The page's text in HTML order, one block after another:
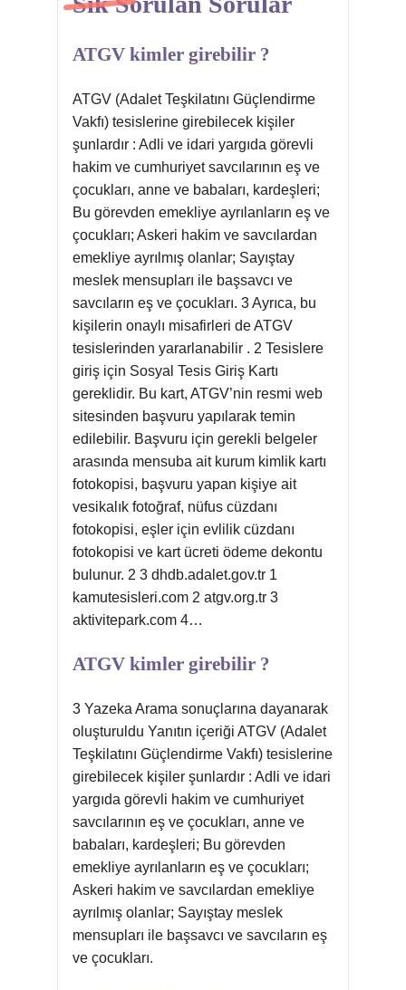
ATGV kimler girebilir ?
ATGV (Adalet Teşkilatını Güçlendirme
Vakfı) tesislerine girebilecek kişiler
şunlardır : Adli ve idari yargıda görevli
hakim ve cumhuriyet savcılarının eş ve
çocukları, anne ve babaları, kardeşleri;
Bu görevden emekliye ayrılanların eş ve
çocukları; Askeri hakim ve savcılardan
emekliye ayrılmış olanlar; Sayıştay
meslek mensupları ile başsavcı ve
savcıların eş ve çocukları. 3 Ayrıca, bu
kişilerin onaylı misafirleri de ATGV
tesislerinden yararlanabilir . 2 Tesislere
giriş için Sosyal Tesis Giriş Kartı
gereklidir. Bu kart, ATGV’nin resmi web
sitesinden başvuru yapılarak temin
edilebilir. Başvuru için gerekli belgeler
arasında mensuba ait kurum kimlik kartı
fotokopisi, başvuru yapan kişiye ait
vesikalık fotoğraf, nüfus cüzdanı
fotokopisi, eşler için evlilik cüzdanı
fotokopisi ve kart ücreti ödeme dekontu
bulunur. 2 3 dhdb.adalet.gov.tr 1
kamutesisleri.com 2 atgv.org.tr 3
aktivitepark.com 4…
ATGV kimler girebilir ?
3 Yazeka Arama sonuçlarına dayanarak
oluşturuldu Yanıtın içeriği ATGV (Adalet
Teşkilatını Güçlendirme Vakfı) tesislerine
girebilecek kişiler şunlardır : Adli ve idari
yargıda görevli hakim ve cumhuriyet
savcılarının eş ve çocukları, anne ve
babaları, kardeşleri; Bu görevden
emekliye ayrılanların eş ve çocukları;
Askeri hakim ve savcılardan emekliye
ayrılmış olanlar; Sayıştay meslek
mensupları ile başsavcı ve savcıların eş
ve çocukları.